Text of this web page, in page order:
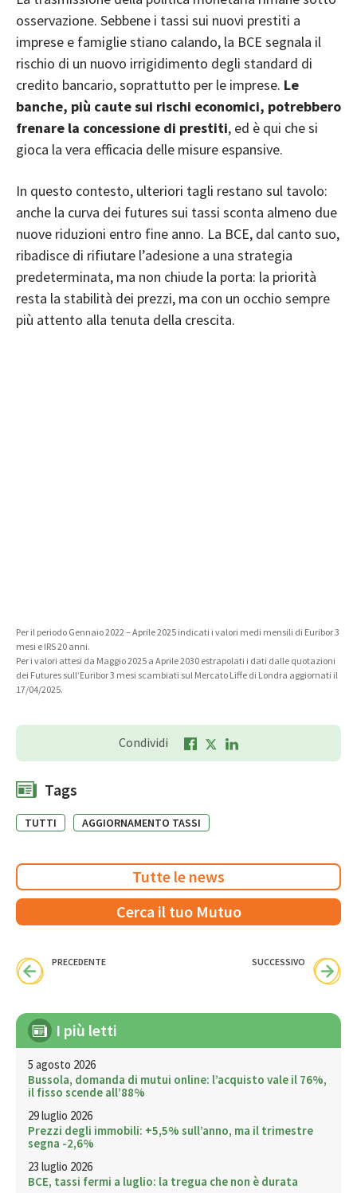
osservazione. Sebbene i tassi sui nuovi prestiti a
imprese e famiglie stiano calando, la BCE segnala il
rischio di un nuovo irrigidimento degli standard di
credito bancario, soprattutto per le imprese. Le
banche, più caute sui rischi economici, potrebbero
frenare la concessione di prestiti, ed è qui che si
gioca la vera efficacia delle misure espansive.
In questo contesto, ulteriori tagli restano sul tavolo:
anche la curva dei futures sui tassi sconta almeno due
nuove riduzioni entro fine anno. La BCE, dal canto suo,
ribadisce di rifiutare l’adesione a una strategia
predeterminata, ma non chiude la porta: la priorità
resta la stabilità dei prezzi, ma con un occhio sempre
più attento alla tenuta della crescita.
Per il periodo Gennaio 2022 – Aprile 2025 indicati i valori medi mensili di Euribor 3
mesi e IRS 20 anni.
Per i valori attesi da Maggio 2025 a Aprile 2030 estrapolati i dati dalle quotazioni
dei Futures sull’Euribor 3 mesi scambiati sul Mercato Liffe di Londra aggiornati il
17/04/2025.
Condividi
Tags
TUTTI AGGIORNAMENTO TASSI
Tutte le news
Cerca il tuo Mutuo
PRECEDENTE SUCCESSIVO
I più letti
5 agosto 2026
Bussola, domanda di mutui online: l’acquisto vale il 76%,
il fisso scende all’88%
29 luglio 2026
Prezzi degli immobili: +5,5% sull’anno, ma il trimestre
segna -2,6%
23 luglio 2026
BCE, tassi fermi a luglio: la tregua che non è durata